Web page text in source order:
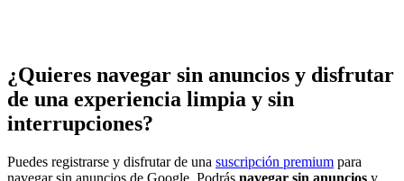
¿Quieres navegar sin anuncios y disfrutar
de una experiencia limpia y sin
interrupciones?
Puedes registrarse y disfrutar de una suscripción premium para
navegar sin anuncios de Google. Podrás navegar sin anuncios y